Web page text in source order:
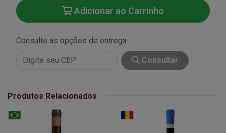
Adicionar ao Carrinho
Consulte as opções de entrega
Consultar
Produtos Relacionados